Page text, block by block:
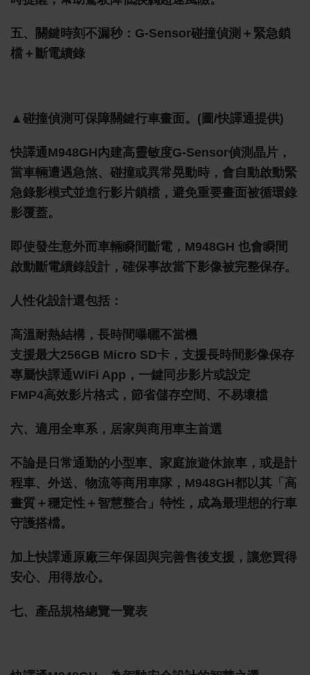
五、關鍵時刻不漏秒：G-Sensor碰撞偵測＋緊急鎖
檔＋斷電續錄
▲碰撞偵測可保障關鍵行車畫面。(圖/快譯通提供)
快譯通M948GH內建高靈敏度G-Sensor偵測晶片，
當車輛遭遇急煞、碰撞或異常晃動時，會自動啟動緊
急錄影模式並進行影片鎖檔，避免重要畫面被循環錄
影覆蓋。
即使發生意外而車輛瞬間斷電，M948GH 也會瞬間
啟動斷電續錄設計，確保事故當下影像被完整保存。
人性化設計還包括：
高溫耐熱結構，長時間曝曬不當機
支援最大256GB Micro SD卡，支援長時間影像保存
專屬快譯通WiFi App，一鍵同步影片或設定
FMP4高效影片格式，節省儲存空間、不易壞檔
六、適用全車系，居家與商用車主首選
不論是日常通勤的小型車、家庭旅遊休旅車，或是計
程車、外送、物流等商用車隊，M948GH都以其「高
畫質＋穩定性＋智慧整合」特性，成為最理想的行車
守護搭檔。
加上快譯通原廠三年保固與完善售後支援，讓您買得
安心、用得放心。
七、產品規格總覽一覽表